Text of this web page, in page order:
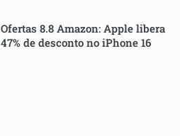
Ofertas 8.8 Amazon: Apple libera
47% de desconto no iPhone 16